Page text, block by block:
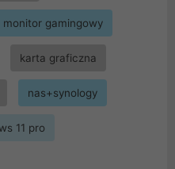
monitor gamingowy
karta graficzna
nas+synology
11 pro